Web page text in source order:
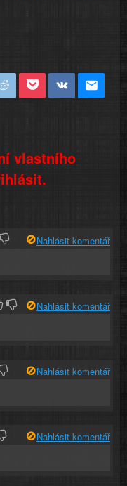
vlastního
Nahlásit komentář
Nahlásit komentář
Nahlásit komentář
Nahlásit komentář